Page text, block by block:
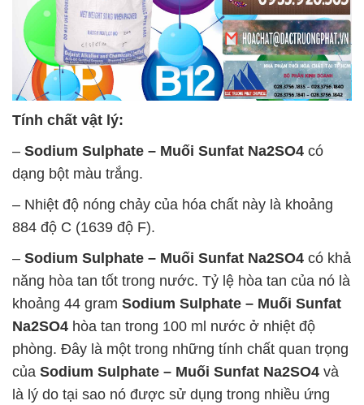
Tính chất vật lý:
– Sodium Sulphate – Muối Sunfat Na2SO4 có
dạng bột màu trắng.
– Nhiệt độ nóng chảy của hóa chất này là khoảng
884 độ C (1639 độ F).
– Sodium Sulphate – Muối Sunfat Na2SO4 có khả
năng hòa tan tốt trong nước. Tỷ lệ hòa tan của nó là
khoảng 44 gram Sodium Sulphate – Muối Sunfat
Na2SO4 hòa tan trong 100 ml nước ở nhiệt độ
phòng. Đây là một trong những tính chất quan trọng
của Sodium Sulphate – Muối Sunfat Na2SO4 và
là lý do tại sao nó được sử dụng trong nhiều ứng